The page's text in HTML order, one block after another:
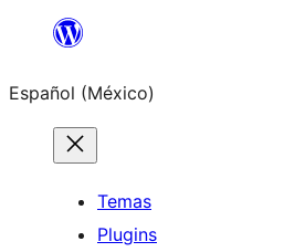
Saltar
contenido
Español (México)
Temas
Plugins